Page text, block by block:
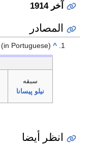
آخر 1914
المصادر
^
(in Portuguese)
سبقه
نيلو پيسانا
انظر أيضا